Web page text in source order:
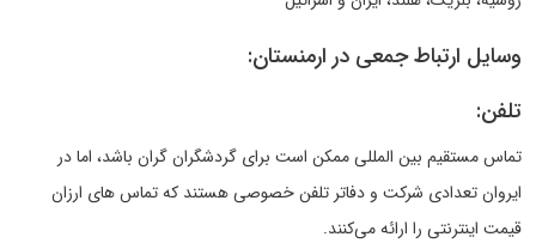
وسایل ارتباط جمعی در ارمنستان:
تلفن:
تماس مستقیم بین المللی ممکن است برای گردشگران گران باشد، اما در
ایروان تعدادی شرکت و دفاتر تلفن خصوصی هستند که تماس های ارزان
قیمت اینترنتی را ارائه می‌کنند.